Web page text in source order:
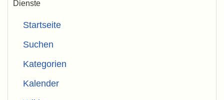
Dienste
Startseite
Suchen
Kategorien
Kalender